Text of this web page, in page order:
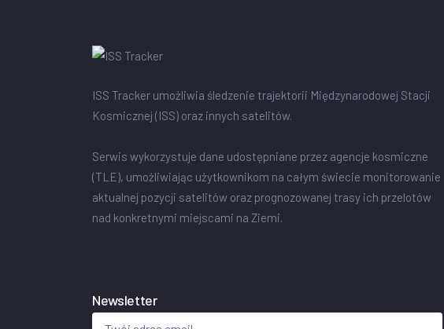
ISS Tracker umożliwia śledzenie trajektorii Międzynarodowej Stacji
Kosmicznej (ISS) oraz innych satelitów.
Serwis wykorzystuje dane udostępniane przez agencje kosmiczne
(TLE), umożliwiając użytkownikom na całym świecie monitorowanie
aktualnej pozycji satelitów oraz prognozowanej trasy ich przelotów
nad konkretnymi miejscami na Ziemi.
Newsletter